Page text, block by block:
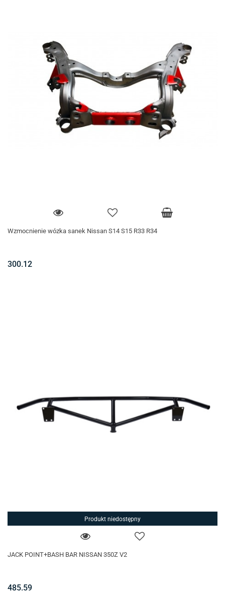
Wzmocnienie wózka sanek Nissan S14 S15 R33 R34
300.12
Produkt niedostępny
JACK POINT+BASH BAR NISSAN 350Z V2
485.59